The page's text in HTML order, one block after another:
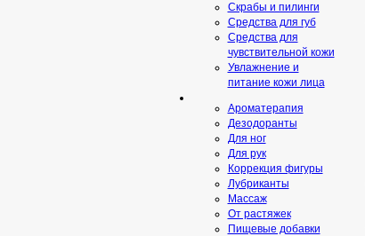
Скрабы и пилинги
Средcтва для губ
Средства для
чувствительной кожи
Увлажнение и
питание кожи лица
Ароматерапия
Дезодоранты
Для ног
Для рук
Коррекция фигуры
Лубриканты
Массаж
От растяжек
Пищевые добавки